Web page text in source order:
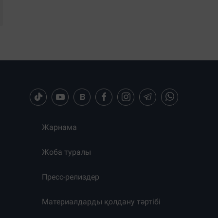
Жарнама
Жоба туралы
Пресс-релиздер
Материалдарды қолдану тәртібі